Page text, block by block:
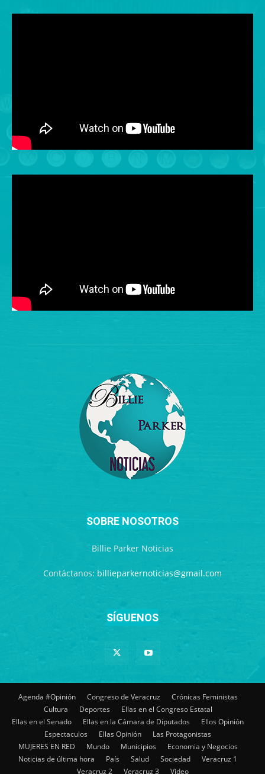
SOBRE NOSOTROS
Billie Parker Noticias
Contáctanos: billieparkernoticias@gmail.com
SÍGUENOS
Agenda #Opinión Congreso de Veracruz
Crónicas Feministas
Cultura
Deportes
Ellas en el Congreso Estatal
Ellas en el Senado
Ellas en la Cámara de Diputados
Ellos Opinión
Espectaculos
Ellas Opinión
Las Protagonistas
MUJERES EN RED
Mundo Municipios
Economia y Negocios
Noticias de última hora
País Salud Sociedad
Veracruz 1
Veracruz 2
Veracruz 3 Video